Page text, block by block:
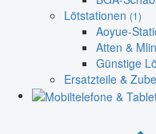
Lötstationen (1)
Aoyue-
Atten &
Günstige
Ersatzteile &